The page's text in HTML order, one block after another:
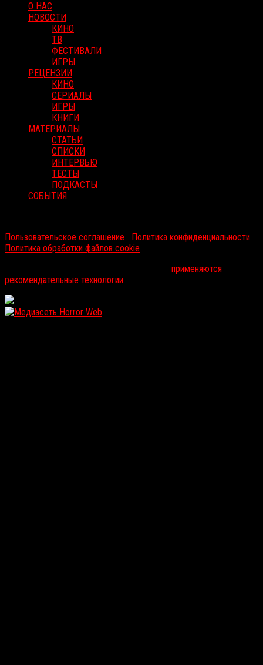
О НАС
НОВОСТИ
КИНО
ТВ
ФЕСТИВАЛИ
ИГРЫ
РЕЦЕНЗИИ
КИНО
СЕРИАЛЫ
ИГРЫ
КНИГИ
МАТЕРИАЛЫ
СТАТЬИ
СПИСКИ
ИНТЕРВЬЮ
ТЕСТЫ
ПОДКАСТЫ
СОБЫТИЯ
Пользовательское соглашение
Политика конфиденциальности
Политика обработки файлов cookie
применяются
рекомендательные технологии